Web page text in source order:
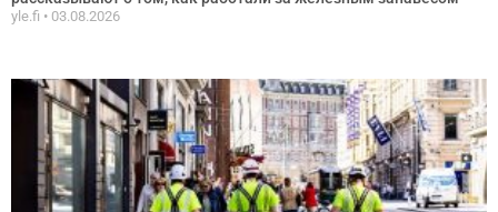
yle.fi 03.08.2026